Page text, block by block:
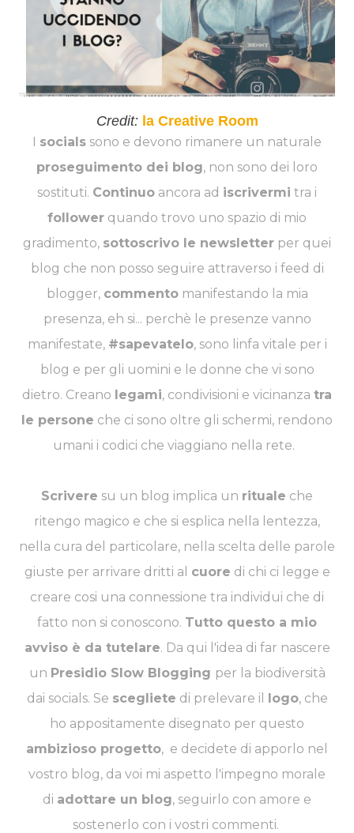
Credit: la Creative Room
I socials sono e devono rimanere un naturale
proseguimento dei blog, non sono dei loro
sostituti. Continuo ancora ad iscrivermi tra i
follower quando trovo uno spazio di mio
gradimento, sottoscrivo le newsletter per quei
blog che non posso seguire attraverso i feed di
blogger, commentomanifestando la mia
presenza, eh si... perchè le presenze vanno
manifestate, #sapevatelo, sono linfa vitale per i
blog e per gli uomini e le donne che vi sono
dietro. Creano legami, condivisioni e vicinanza tra
le persone che ci sono oltre gli schermi, rendono
umani i codici che viaggiano nella rete.
Scrivere su un blog implica un rituale che
ritengo magico e che si esplica nella lentezza,
nella cura del particolare, nella scelta delle parole
giuste per arrivare dritti al cuore di chi ci legge e
creare cosi una connessione tra individui che di
fatto non si conoscono. Tutto questo a mio
avviso è da tutelare. Da qui l'idea di far nascere
un Presidio Slow Blogging per la biodiversità
dai socials. Se scegliete di prelevare il logo, che
ho appositamente disegnato per questo
ambizioso progetto, e decidete di apporlo nel
vostro blog, da voi mi aspetto l'impegno morale
di adottare un blog, seguirlo con amore e
sostenerlo con i vostri commenti.